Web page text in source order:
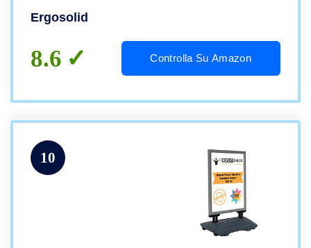
100 mm, Girevole a 360°
Ergosolid
8.6 Controlla Su Amazon
10